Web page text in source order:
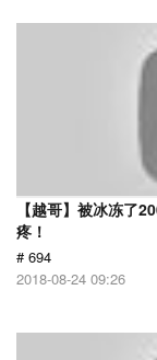
【越哥】被冰冻了
疼！
# 694
2018-08-24 09:26